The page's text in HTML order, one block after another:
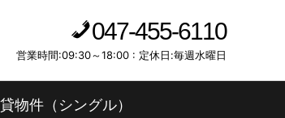
047-455-6110
営業時間:09:30～18:00 : 定休日:毎週水曜日
物件（シングル）